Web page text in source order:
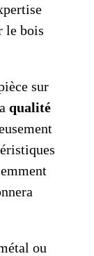
le bois
sur
qualité
ou